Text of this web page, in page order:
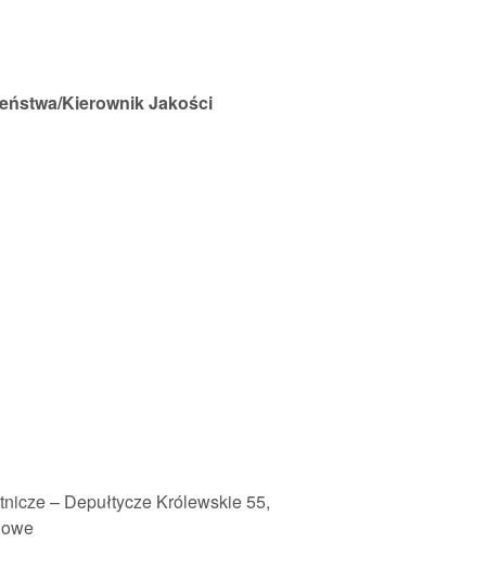
Kierownik Jakości
– Depułtycze Królewskie 55,